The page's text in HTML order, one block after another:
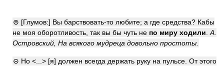
⊜ [Глумов:] Вы барствовать-то любите; а где средства? Кабы
не моя оборотливость, так вы бы чуть не по миру ходили А.
Островский, На всякого мудреца довольно простоты.
⊝ Но <...> [я] должен всегда держать руку на пульсе. От этого